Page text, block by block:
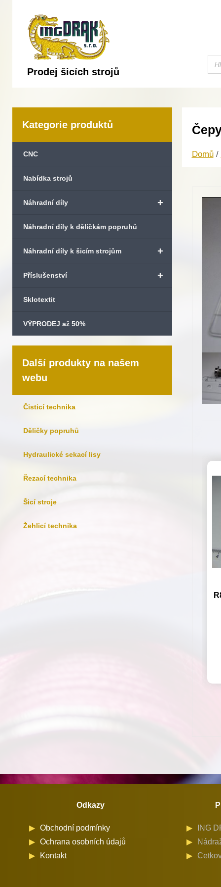
Prodej šicích strojů
Kategorie produktů
CNC
Nabídka strojů
+
Náhradní díly
Náhradní díly k děličkám popruhů
+
Náhradní díly k šicím strojům
+
Příslušenství
Sklotextit
VÝPRODEJ až 50%
Další produkty na našem
webu
Čisticí technika
Děličky popruhů
Hydraulické sekací lisy
Řezací technika
Šicí stroje
Žehlicí technika
Domů/
Odkazy
Obchodní podmínky
Ochrana osobních údajů
Kontakt
ING